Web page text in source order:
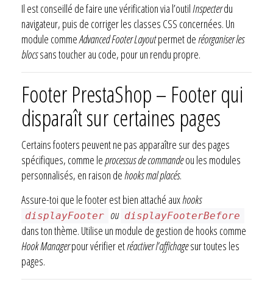
Il est conseillé de faire une vérification via l’outilInspecterdu
navigateur, puis de corriger les classes CSS concernées. Un
module commeAdvanced Footer Layoutpermet de réorganiser les
blocssans toucher au code, pour un rendu propre.
Footer PrestaShop – Footer qui
disparaît sur certaines pages
Certains footers peuvent ne pas apparaître sur des pages
spécifiques, comme leprocessus de commandeou les modules
personnalisés, en raison de hooks mal placés.
Assure-toi que le footer est bien attaché auxhooks
displayFooter ou displayFooterBefore
dans ton thème. Utilise un module de gestion de hooks comme
Hook Managerpour vérifier etréactiver l’affichagesur toutes les
pages.